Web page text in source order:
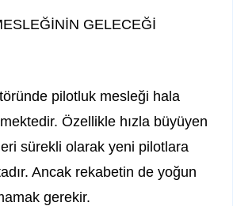
GELECEĞİ
pilotluk mesleği hala
Özellikle hızla büyüyen
sürekli olarak yeni pilotlara
Ancak rekabetin de yoğun
gerekir.